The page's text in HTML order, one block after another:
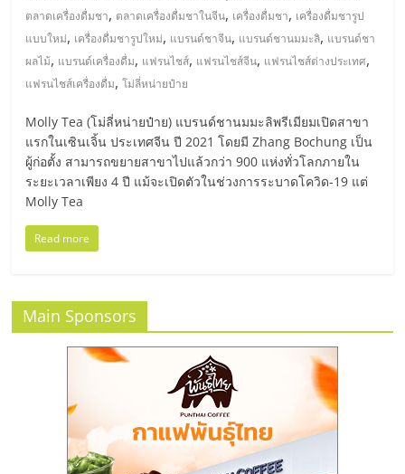
มอี
ไทย,
SMEs,
แฟ
รน
ไชส์,
ที่
ปรึกษา
แฟ
ตลาดเครื่องดื่มชา, ตลาดเครื่องดื่มชาในจีน, เครื่องดื่มชา, เครื่องดื่มชารูป
แบบใหม่, เครื่องดื่มชารูปใหม่, แบรนด์ชาจีน, แบรนด์ชานมมะลิ, แบรนด์ชา
ผลไม้, แบรนด์เครื่องดื่ม, แฟรนไชส์, แฟรนไชส์จีน, แฟรนไชส์ต่างประเทศ,
แฟรนไชส์เครื่องดื่ม,โม่ลี่หน่ายป๋าย
Molly Tea (โม่ลี่หน่ายป๋าย) แบรนด์ชานมมะลิพรีเมียมเปิดสาขา
แรกในเซินเจิ้น ประเทศจีน ปี 2021 โดยมี Zhang Bochung เป็น
ผู้ก่อตั้ง สามารถขยายสาขาไปแล้วกว่า 900 แห่งทั่วโลกภายใน
ระยะเวลาเพียง 4 ปี แม้จะเปิดตัวในช่วงการระบาดโควิด-19 แต่
Molly Tea
Read more
Main Sponsors